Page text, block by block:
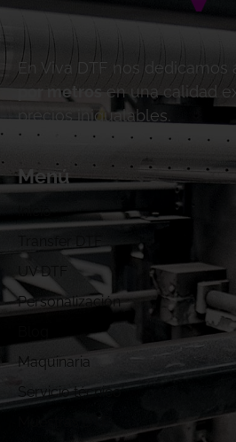
En Viva DTF nos dedicamos
por metros
en una calidad
precios inigualables.
Menú
UV DTF
Personalización
Maquinaria
Servicio técnico